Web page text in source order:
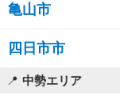
亀山市
四日市市
中勢エリア